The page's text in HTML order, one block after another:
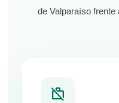
de Valparaíso frente
work_off